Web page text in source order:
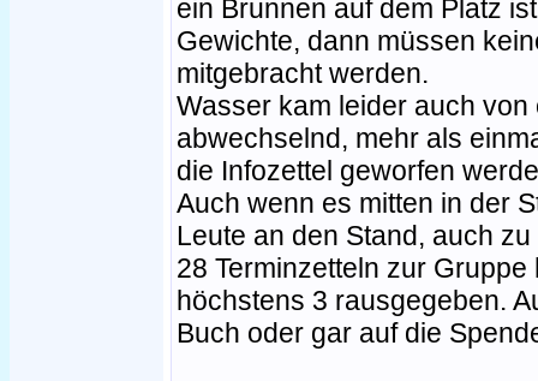
ein Brunnen auf dem Platz
Gewichte, dann müssen
mitgebracht werden.
Wasser kam leider auch
abwechselnd, mehr als
die Infozettel geworfen
Auch wenn es mitten in der
Leute an den Stand, auch
28 Terminzetteln zur
höchstens 3 rausgegeben.
Buch oder gar auf die